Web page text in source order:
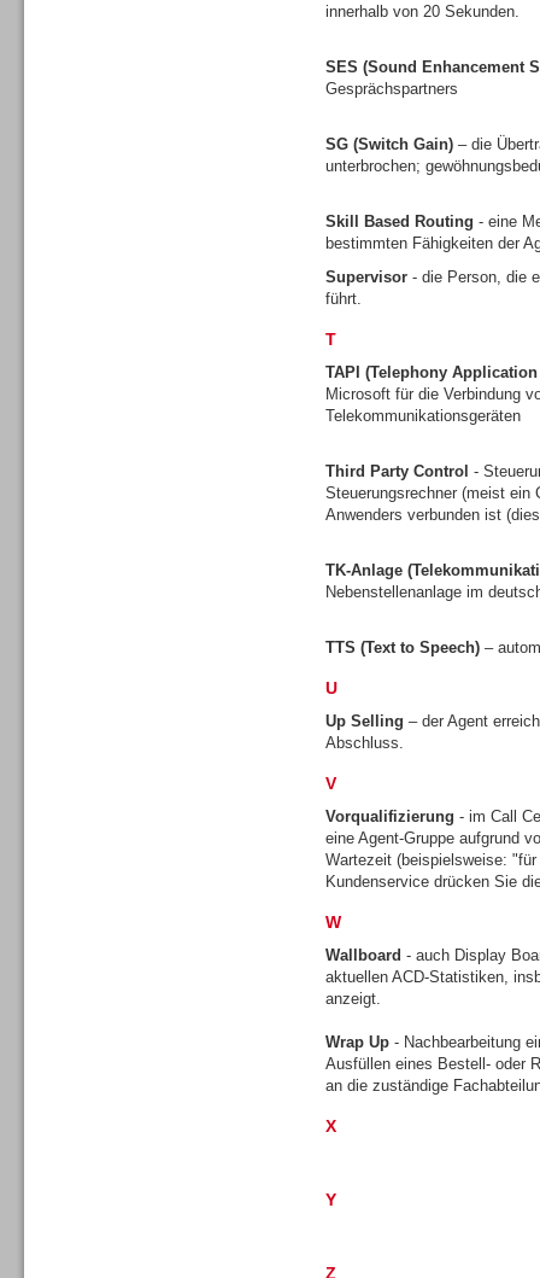
innerhalb von 20 Sekunden.
SES (Sound Enhancement
Gesprächspartners
SG (Switch Gain) – die
unterbrochen;
Skill Based Routing - eine
bestimmten Fähigkeiten der
Supervisor - die Person, die
führt.
T
TAPI (Telephony
Microsoft für die Verbindung
Telekommunikationsgeräten
Third Party Control -
Steuerungsrechner (meist ein
Anwenders verbunden ist
TK-Anlage
Nebenstellenanlage im
TTS (Text to Speech) –
U
Up Selling – der Agent
Abschluss.
V
Vorqualifizierung - im Call
eine Agent-Gruppe aufgrund
Wartezeit (beispielsweise:
Kundenservice drücken Sie
W
Wallboard - auch Display
aktuellen ACD-Statistiken,
anzeigt.
Wrap Up - Nachbearbeitung
Ausfüllen eines Bestell- oder
an die zuständige
X
Y
Z